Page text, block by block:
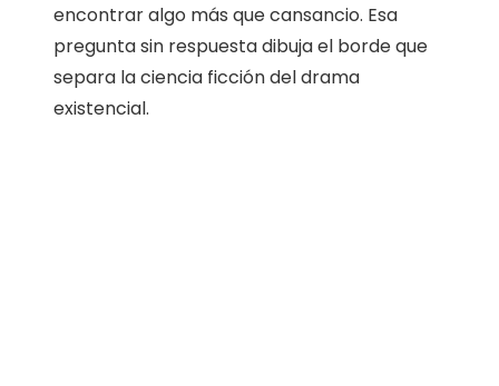
encontrar algo más que cansancio. Esa
pregunta sin respuesta dibuja el borde que
separa la ciencia ficción del drama
existencial.